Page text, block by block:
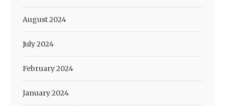
August 2024
July 2024
February 2024
January 2024